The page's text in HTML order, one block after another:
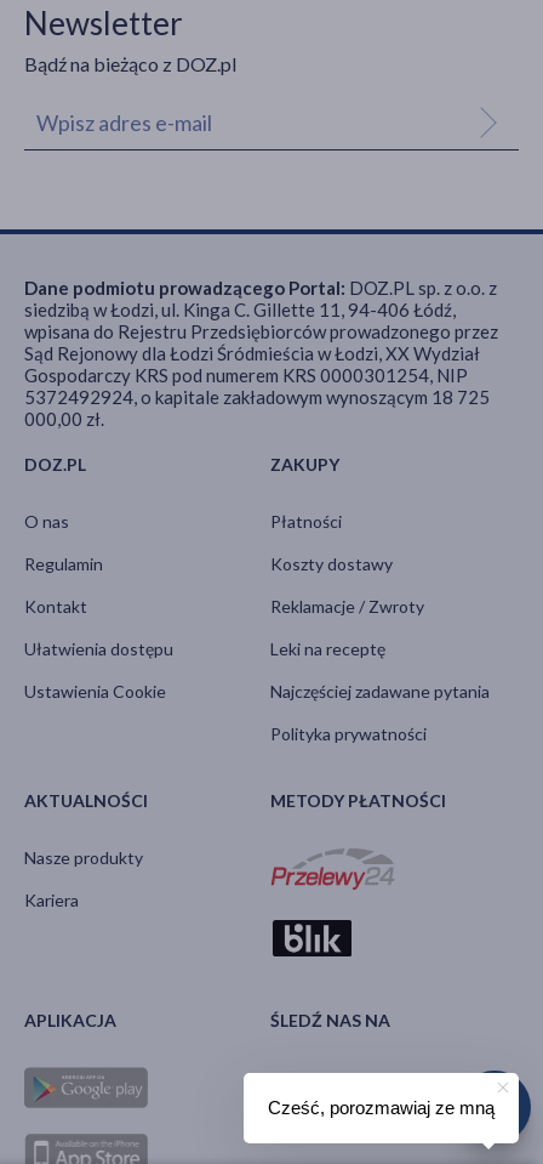
Newsletter
Bądź na bieżąco z DOZ.pl
DOZ.PL
O nas
Regulamin
Kontakt
Ułatwienia dostępu
Ustawienia Cookie
ZAKUPY
Płatności
Koszty dostawy
Reklamacje / Zwroty
Leki na receptę
Najczęściej zadawane pytania
Polityka prywatności
AKTUALNOŚCI
Nasze produkty
Kariera
METODY PŁATNOŚCI
APLIKACJA ŚLEDŹ NAS NA
Dane podmiotu prowadzącego Portal: DOZ.PL sp. z o.o. z
siedzibą w Łodzi, ul. Kinga C. Gillette 11, 94-406 Łódź,
wpisana do Rejestru Przedsiębiorców prowadzonego przez
Sąd Rejonowy dla Łodzi Śródmieścia w Łodzi, XX Wydział
Gospodarczy KRS pod numerem KRS 0000301254, NIP
5372492924, o kapitale zakładowym wynoszącym 18 725
000,00 zł.
Cześć, porozmawiaj ze mną